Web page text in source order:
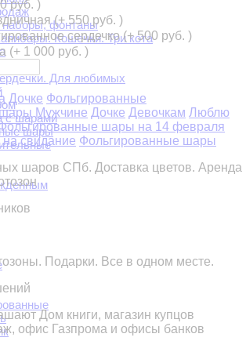
наборы, фонтаны
Кошечки. Три кота
Для любимых
с шарами
шары
руб. )
(+550 руб. )
сердечко (+500 руб. )
(+ 1 000 руб. )
Дочке Фольгированные
Мужчине Дочке Девочкам Люблю
шары на 14 февраля
свидание Фольгированные шары
шаров СПб. Доставка цветов. Аренда
Подарки. Все в одном месте.
Дом книги, магазин купцов
офис Газпрома и офисы банков